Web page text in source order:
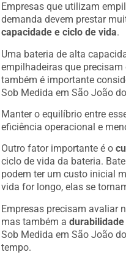
Empresas que utilizam
demanda devem prestar
capacidade e ciclo de vida.
Uma bateria de alta
empilhadeiras que
também é importante
Sob Medida em São João
Manter o equilíbrio entre
eficiência operacional e
Outro fator importante é o
ciclo de vida da bateria.
podem ter um custo inicial
vida for longo, elas se
Empresas precisam avaliar
mas também a
Sob Medida em São João
tempo.